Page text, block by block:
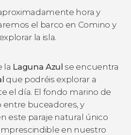
hora y
el barco en Comino y
la isla.
la Laguna Azul se encuentra
que podréis explorar a
el día. El fondo marino de
entre buceadores, y
este paraje natural único
en nuestro